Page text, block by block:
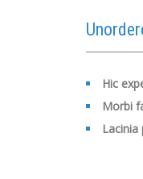
Hic
Morbi